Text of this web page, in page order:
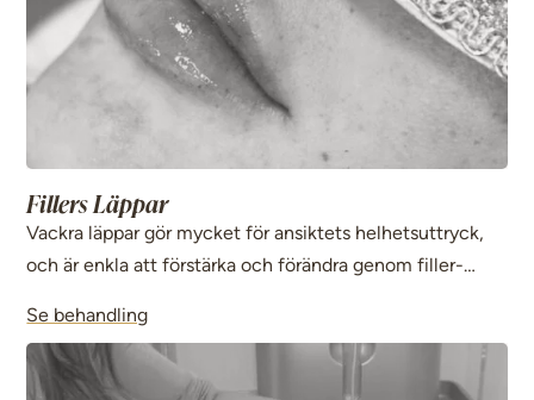
Fillers Läppar
Vackra läppar gör mycket för ansiktets helhetsuttryck,
och är enkla att förstärka och förändra genom filler-
Se behandling